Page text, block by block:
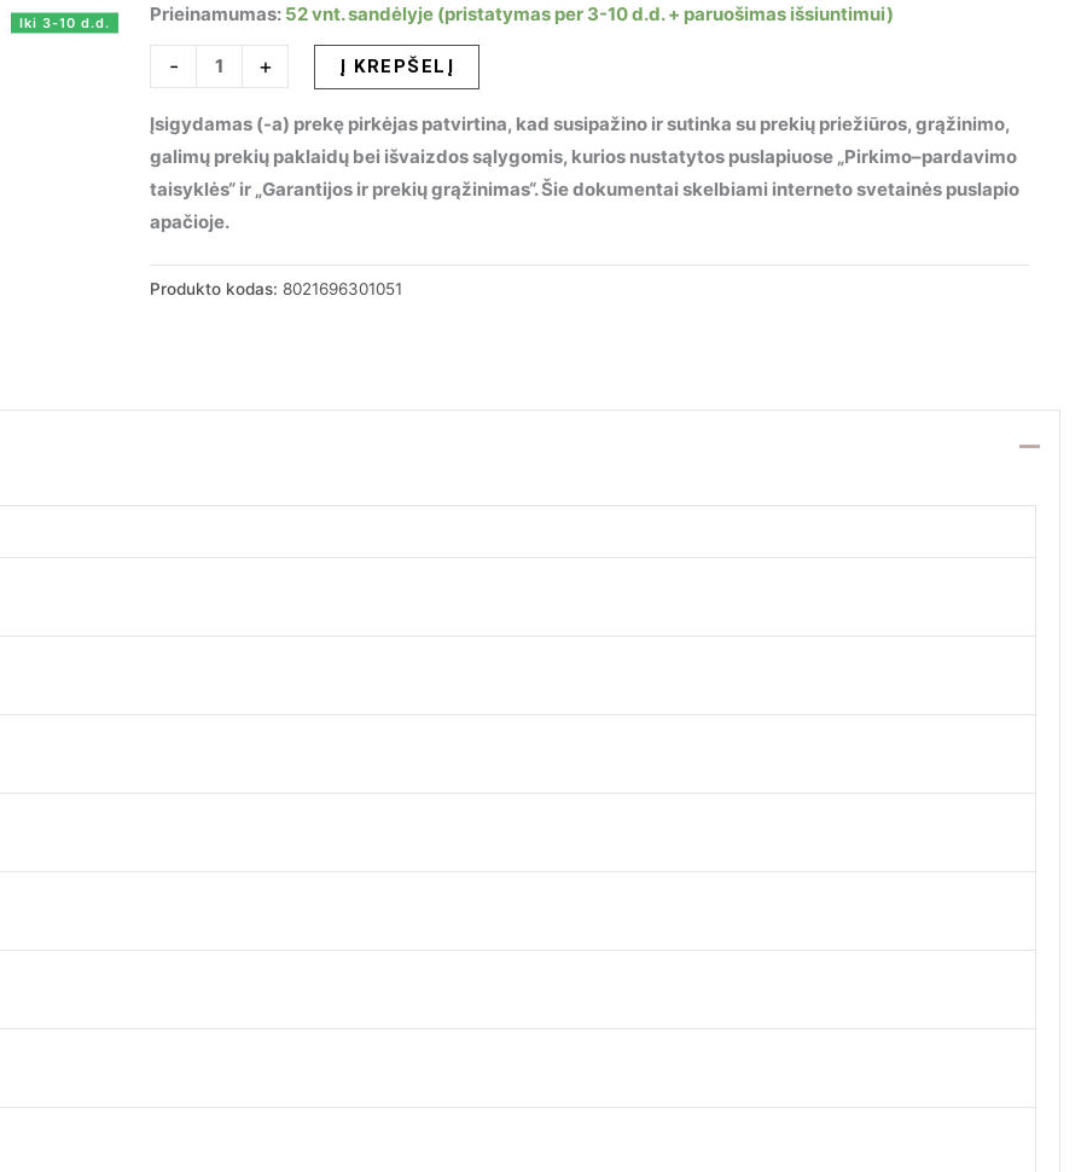
Iki 3-10 d.d. Prieinamumas: 52 vnt. sandėlyje (pristatymas per 3-10 d.d. + paruošimas išsiuntimui)
-
produkto
kiekis:
Sieninis
šviestuvas
FILO
AP
301051
+ Į KREPŠELĮ
Įsigydamas (-a) prekę pirkėjas patvirtina, kad susipažino ir sutinka su prekių priežiūros, grąžinimo,
galimų prekių paklaidų bei išvaizdos sąlygomis, kurios nustatytos puslapiuose „Pirkimo–pardavimo
taisyklės“ ir „Garantijos ir prekių grąžinimas“. Šie dokumentai skelbiami interneto svetainės puslapio
apačioje.
Produkto kodas: 8021696301051